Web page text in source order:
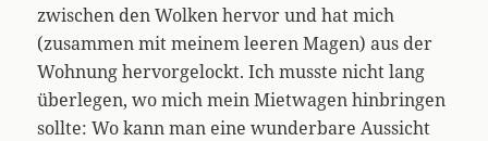
zwischen den Wolken hervor und hat mich
(zusammen mit meinem leeren Magen) aus der
Wohnung hervorgelockt. Ich musste nicht lang
überlegen, wo mich mein Mietwagen hinbringen
sollte: Wo kann man eine wunderbare Aussicht